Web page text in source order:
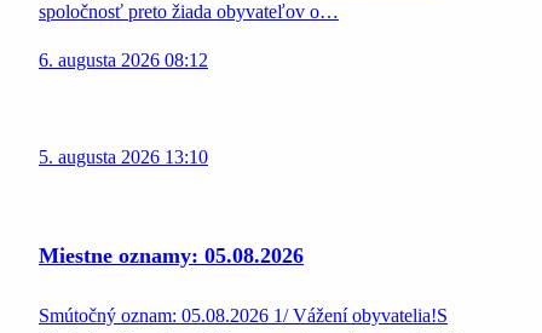
spoločnosť preto žiada obyvateľov o…
6. augusta 2026 08:12
5. augusta 2026 13:10
Miestne oznamy: 05.08.2026
Smútočný oznam: 05.08.2026 1/ Vážení obyvatelia!S